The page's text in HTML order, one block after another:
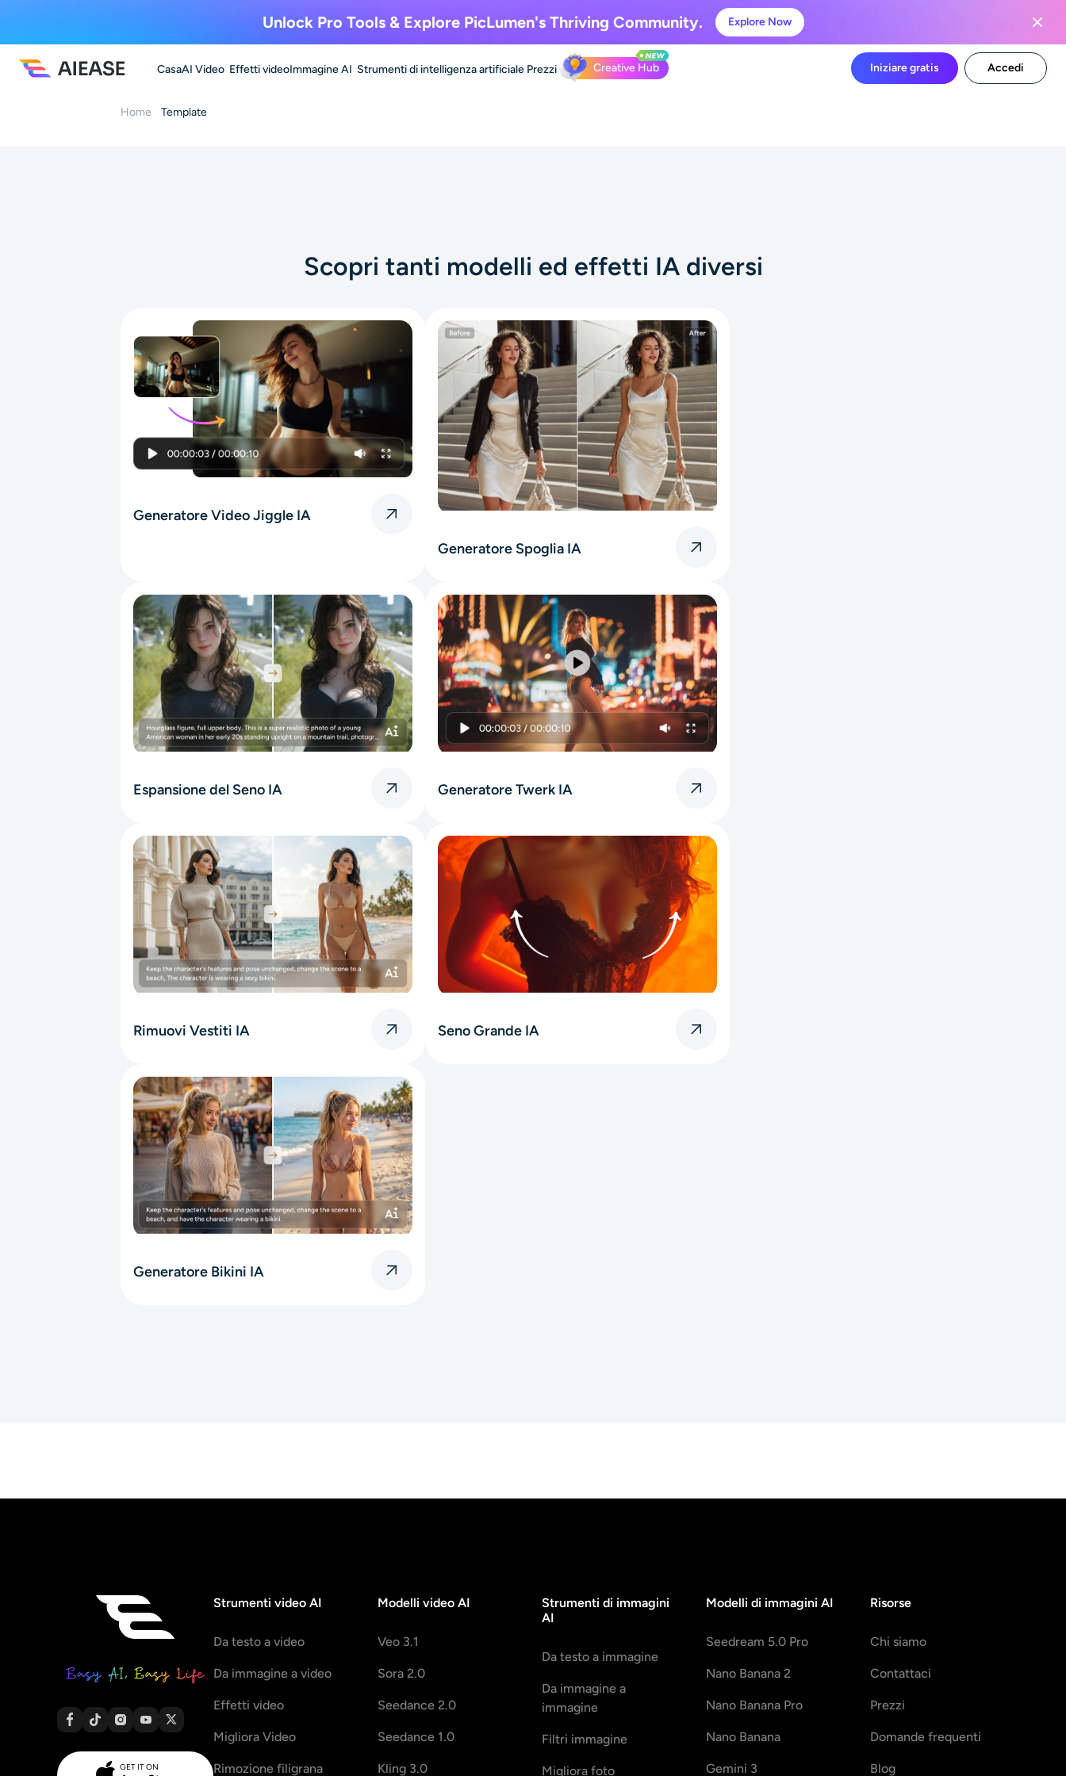
Unlock Pro Tools & ExplorePicLumen's Thriving Community. Explore Now
CasaAI Video Effetti videoImmagine AI Strumenti di intelligenza artificiale Prezzi Creative Hub Iniziare gratis Accedi
Home Template
Scopri tanti modelli ed effetti IA diversi
Generatore Video Jiggle IA
Generatore Spoglia IA
Espansione del Seno IA Generatore Twerk IA
Rimuovi Vestiti IA Seno Grande IA
Generatore Bikini IA
GET IT ON
Strumenti video AI
Da testo a video
Da immagine a video
Effetti video
Migliora Video
Rimozione filigrana
Modelli video AI
Veo 3.1
Sora 2.0
Seedance 2.0
Seedance 1.0
Kling 3.0
Strumenti di immagini
AI
Da testo a immagine
Da immagine a
immagine
Filtri immagine
Migliora foto
Modelli di immagini AI
Seedream 5.0 Pro
Nano Banana 2
Nano Banana Pro
Nano Banana
Gemini 3
Risorse
Chi siamo
Contattaci
Prezzi
Domande frequenti
Blog